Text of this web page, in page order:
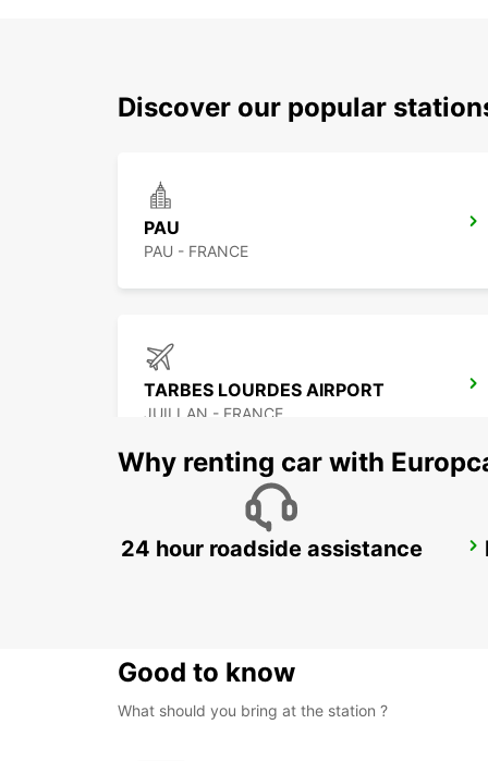
Discover our popular
PAU
PAU - FRANCE
TARBES LOURDES AIRPORT
JUILLAN - FRANCE
PAU MAULEON
Why renting car with
24 hour roadside assistance
Good to know
What should you bring at the station ?